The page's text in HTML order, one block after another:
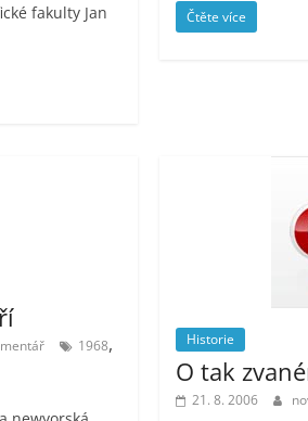
fakulty Jan
Čtěte více
1968, Historie
O tak
21. 8. 2006